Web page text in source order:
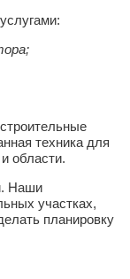
техника для
области.
Наши
участках,
планировку